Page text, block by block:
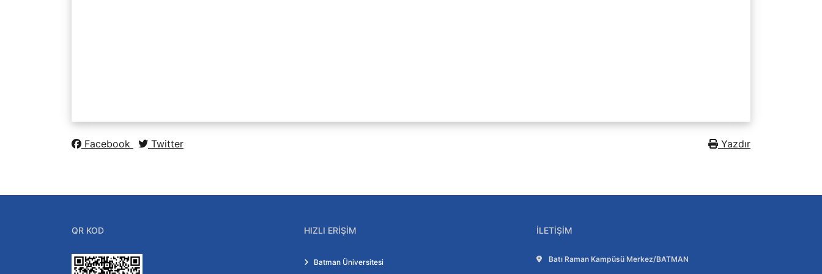
Facebook Twitter Yazdır
QR KOD HIZLI ERIŞIM
Batman Üniversitesi
İLETIŞIM
Adres:
Batı Raman Kampüsü Merkez/BATMAN